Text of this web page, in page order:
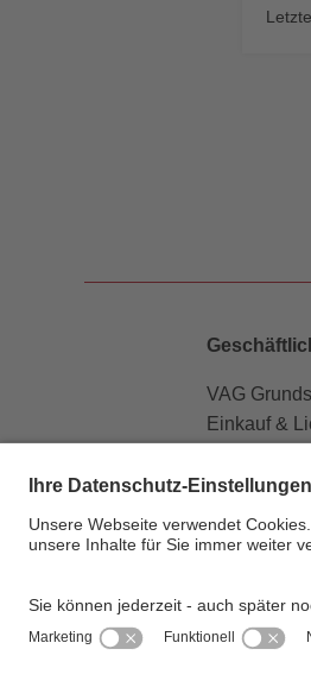
VAG
Einkauf &
Vermietung
Newsletter